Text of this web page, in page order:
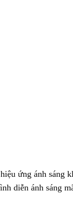
ứng ánh sáng
diễn ánh sáng